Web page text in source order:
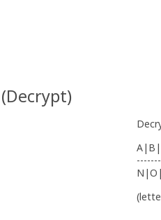
(Decrypt)